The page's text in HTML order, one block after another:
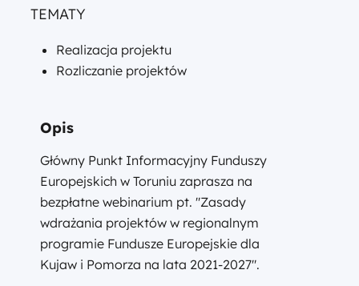
TEMATY
Realizacja projektu
Rozliczanie projektów
Opis
Główny Punkt Informacyjny Funduszy
Europejskich w Toruniu zaprasza na
bezpłatne webinarium pt. "Zasady
wdrażania projektów w regionalnym
programie Fundusze Europejskie dla
Kujaw i Pomorza na lata 2021-2027".